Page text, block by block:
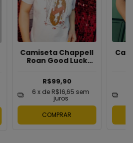
Camiseta Chappell
Roan Good Luck
R$99,90
6 x deR$16,65 sem
juros
COMPRAR